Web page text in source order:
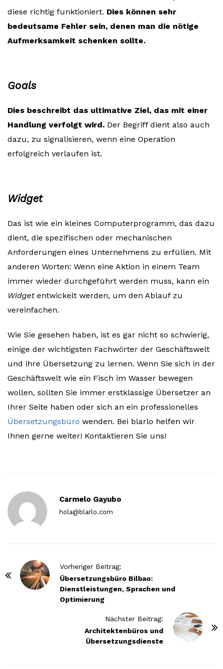
diese richtig funktioniert. Dies können sehr
bedeutsame Fehler sein, denen man die nötige
Aufmerksamkeit schenken sollte.
Goals
Dies beschreibt das ultimative Ziel, das mit einer
Handlung verfolgt wird. Der Begriff dient also auch
dazu, zu signalisieren, wenn eine Operation
erfolgreich verlaufen ist.
Widget
Das ist wie ein kleines Computerprogramm, das dazu
dient, die spezifischen oder mechanischen
Anforderungen eines Unternehmens zu erfüllen. Mit
anderen Worten: Wenn eine Aktion in einem Team
immer wieder durchgeführt werden muss, kann ein
Widgetentwickelt werden, um den Ablauf zu
vereinfachen.
Wie Sie gesehen haben, ist es gar nicht so schwierig,
einige der wichtigsten Fachwörter der Geschäftswelt
und ihre Übersetzung zu lernen. Wenn Sie sich in der
Geschäftswelt wie ein Fisch im Wasser bewegen
wollen, sollten Sie immer erstklassige Übersetzer an
Ihrer Seite haben oder sich an ein professionelles
Übersetzungsbüro wenden. Bei blarlo helfen wir
Ihnen gerne weiter! Kontaktieren Sie uns!
Carmelo Gayubo
hola@blarlo.com
Vorheriger Beitrag:
Übersetzungsbüro Bilbao:
Dienstleistungen, Sprachen und
Optimierung
Nächster Beitrag:
Architektenbüros und
Übersetzungsdienste